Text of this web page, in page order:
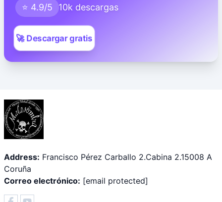
⭐ 4.9/5 10k descargas
🚀 Descargar gratis
Address: Francisco Pérez Carballo 2.Cabina 2.15008 A
Coruña
Correo electrónico: [email protected]